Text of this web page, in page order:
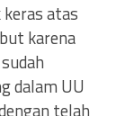
atas
karena
dalam UU
telah